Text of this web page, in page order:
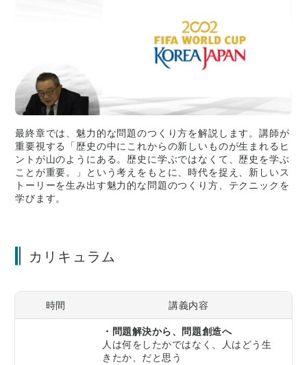
最終章では、魅力的な問題のつくり方を解説します。講師が
重要視する「歴史の中にこれからの新しいものが生まれるヒ
ントが山のようにある。歴史に学ぶではなくて、歴史を学ぶ
ことが重要。」という考えをもとに、時代を捉え、新しいス
トーリーを生み出す魅力的な問題のつくり方、テクニックを
学びます。
カリキュラム
時間 講義内容
・問題解決から、問題創造へ
人は何をしたかではなく、人はどう生
きたか、だと思う